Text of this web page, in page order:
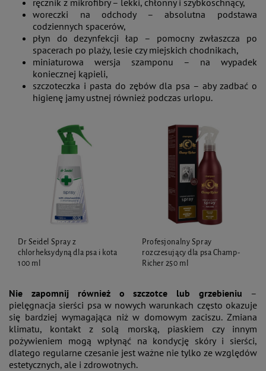
woreczki na odchody – absolutna podstawa
codziennych spacerów,
płyn do dezynfekcji łap – pomocny zwłaszcza po
spacerach po plaży, lesie czy miejskich chodnikach,
miniaturowa wersja szamponu – na wypadek
koniecznej kąpieli,
szczoteczka i pasta do zębów dla psa – aby zadbać o
higienę jamy ustnej również podczas urlopu.
Dr Seidel Spray z
chlorheksydyną dla psa i kota
100 ml
Profesjonalny Spray
rozczesujący dla psa Champ-
Richer 250 ml
Nie zapomnij również o szczotce lub grzebieniu –
pielęgnacja sierści psa w nowych warunkach często okazuje
się bardziej wymagająca niż w domowym zaciszu. Zmiana
klimatu, kontakt z solą morską, piaskiem czy innym
pożywieniem mogą wpłynąć na kondycję skóry i sierści,
dlatego regularne czesanie jest ważne nie tylko ze względów
estetycznych, ale i zdrowotnych.